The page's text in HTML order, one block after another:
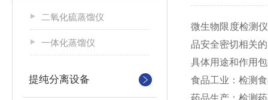
二氧化硫蒸馏仪
一体化蒸馏仪
提纯分离设备
微生物限度检测
品安全密切相关
具体用途和作用
食品工业：检测
药品生产：检测